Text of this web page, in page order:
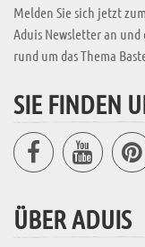
Melden Sie sich jetzt
Aduis Newsletter an
rund um das Thema
SIE FINDEN
ÜBER ADUIS